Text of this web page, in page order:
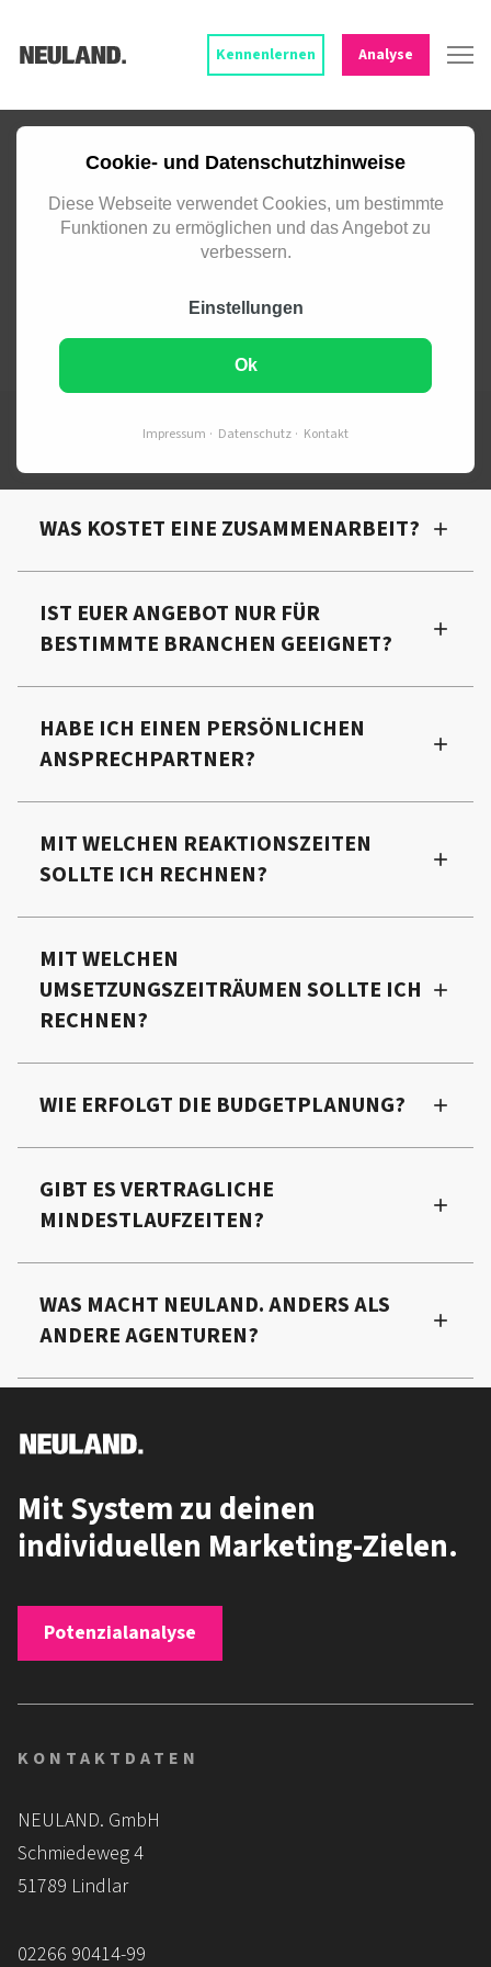
Cookie- und Datenschutzhinweise
Diese Webseite verwendet Cookies, um bestimmte
Funktionen zu ermöglichen und das Angebot zu
verbessern.
Einstellungen
Ok
Impressum Datenschutz Kontakt
Kennenlernen Analyse
INFORMATIV. HILFREICH.
FAQ
Häufig gestellte Fragen auf den
Punkt beantwortet.
WAS KOSTET EINE ZUSAMMENARBEIT?
IST EUER ANGEBOT NUR FÜR
BESTIMMTE BRANCHEN GEEIGNET?
HABE ICH EINEN PERSÖNLICHEN
ANSPRECHPARTNER?
MIT WELCHEN REAKTIONSZEITEN
SOLLTE ICH RECHNEN?
MIT WELCHEN
UMSETZUNGSZEITRÄUMEN SOLLTE ICH
RECHNEN?
WIE ERFOLGT DIE BUDGETPLANUNG?
GIBT ES VERTRAGLICHE
MINDESTLAUFZEITEN?
WAS MACHT NEULAND. ANDERS ALS
ANDERE AGENTUREN?
Mit System zu deinen
individuellen Marketing-Zielen.
Potenzialanalyse
KONTAKTDATEN
NEULAND. GmbH
Schmiedeweg 4
51789 Lindlar
02266 90414-99